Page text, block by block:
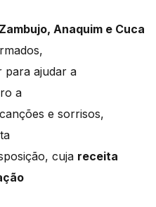
Anaquim e Cuca
para ajudar a
a
e sorrisos,
cuja receita